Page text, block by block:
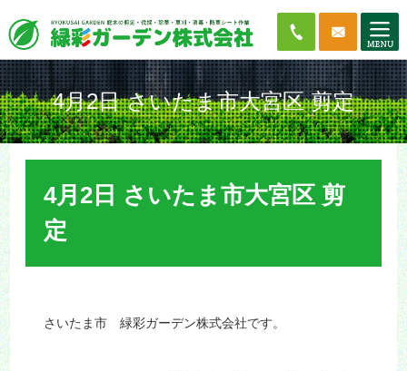
4月2日 さいたま市大宮区 剪定
4月2日 さいたま市大宮区 剪
定
さいたま市 緑彩ガーデン株式会社です。